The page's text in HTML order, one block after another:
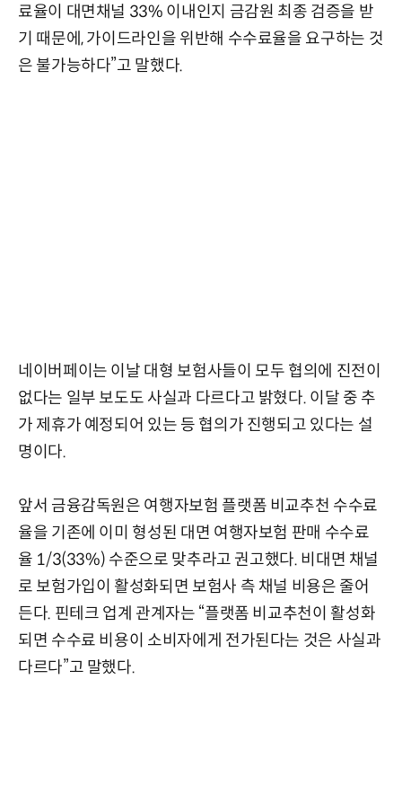
료율이 대면채널 33% 이내인지 금감원 최종 검증을 받
기 때문에, 가이드라인을 위반해 수수료율을 요구하는 것
은 불가능하다”고 말했다.
네이버페이는 이날 대형 보험사들이 모두 협의에 진전이
없다는 일부 보도도 사실과 다르다고 밝혔다. 이달 중 추
가 제휴가 예정되어 있는 등 협의가 진행되고 있다는 설
명이다.
앞서 금융감독원은 여행자보험 플랫폼 비교추천 수수료
율을 기존에 이미 형성된 대면 여행자보험 판매 수수료
율 1/3(33%) 수준으로 맞추라고 권고했다. 비대면 채널
로 보험가입이 활성화되면 보험사 측 채널 비용은 줄어
든다. 핀테크 업계 관계자는 “플랫폼 비교추천이 활성화
되면 수수료 비용이 소비자에게 전가된다는 것은 사실과
다르다”고 말했다.